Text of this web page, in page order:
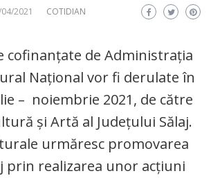
2021 COTIDIAN
cofinanțate de Administrația
Național vor fi derulate în
– noiembrie 2021, de către
și Artă al Județului Sălaj.
urmăresc promovarea
prin realizarea unor acțiuni